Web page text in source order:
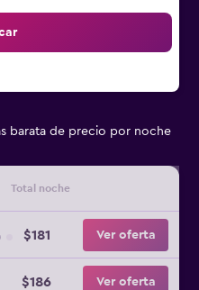
barata de precio por noche
Total noche
$181 Ver oferta
$186 Ver oferta